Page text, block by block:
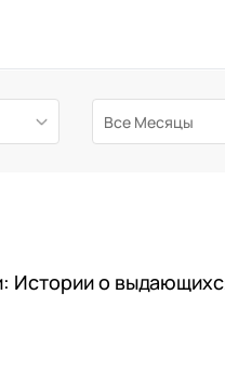
Истории о